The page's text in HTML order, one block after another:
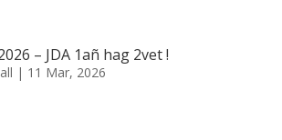
– JDA 1añ hag 2vet !
| 11 Mar, 2026